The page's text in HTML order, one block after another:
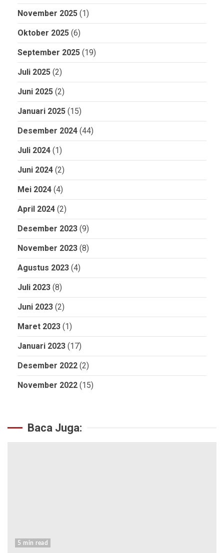
November 2025 (1)
Oktober 2025 (6)
September 2025 (19)
Juli 2025 (2)
Juni 2025 (2)
Januari 2025 (15)
Desember 2024 (44)
Juli 2024 (1)
Juni 2024 (2)
Mei 2024 (4)
April 2024 (2)
Desember 2023 (9)
November 2023 (8)
Agustus 2023 (4)
Juli 2023 (8)
Juni 2023 (2)
Maret 2023 (1)
Januari 2023 (17)
Desember 2022 (2)
November 2022 (15)
Baca Juga:
5 min read